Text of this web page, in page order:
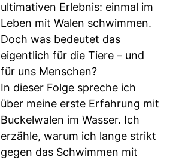
ultimativen Erlebnis: einmal im
Leben mit Walen schwimmen.
Doch was bedeutet das
eigentlich für die Tiere – und
für uns Menschen?
In dieser Folge spreche ich
über meine erste Erfahrung mit
Buckelwalen im Wasser. Ich
erzähle, warum ich lange strikt
gegen das Schwimmen mit